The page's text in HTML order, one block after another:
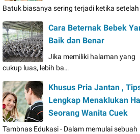
Batuk biasanya sering terjadi ketika
Cara Beternak Bebek
Baik dan Benar
Jika memiliki halaman yang
cukup luas, lebih ba…
Khusus Pria Jantan ,
Lengkap Menaklukan
Seorang Wanita Cuek
Tambnas Edukasi - Dalam memulai sebuah